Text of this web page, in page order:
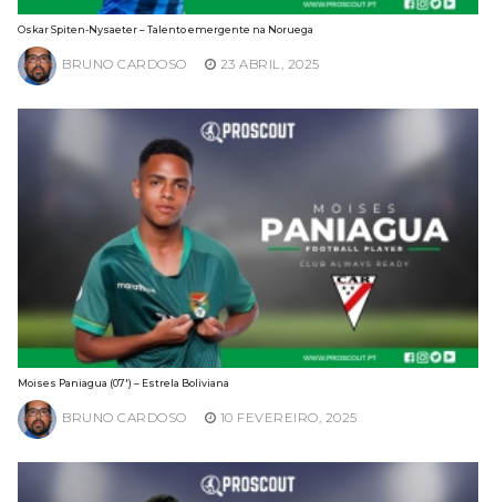
Oskar Spiten-Nysaeter – Talento emergente na Noruega
BRUNO CARDOSO 23 ABRIL, 2025
Moises Paniagua (07′) – Estrela Boliviana
BRUNO CARDOSO 10 FEVEREIRO, 2025